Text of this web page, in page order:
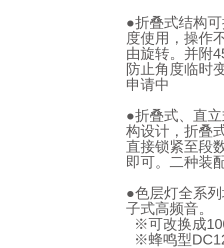
●折叠式结构
度使用，操作
由旋转。并附
防止角度临时
申请中
●折叠式、直
构设计，折叠
直接锁紧至段
即可。二种装
●色层灯全系
子式高频音。
※可改换成
※蜂鸣型